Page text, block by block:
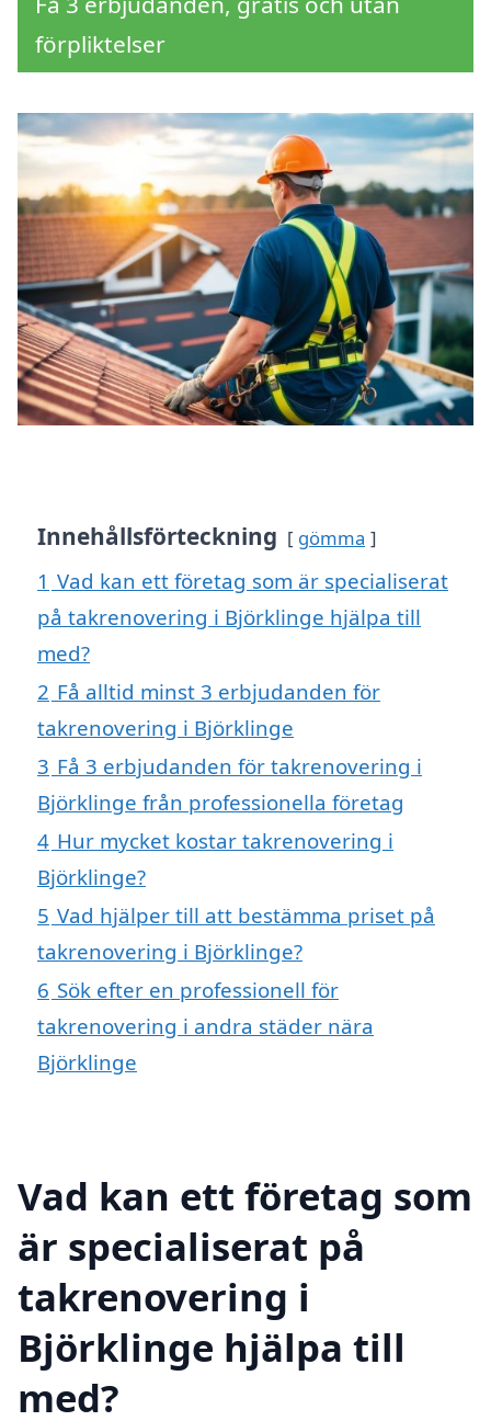
förpliktelser
Innehållsförteckning gömma
1 Vad kan ett företag som är specialiserat
på takrenovering i Björklinge hjälpa till
med?
2 Få alltid minst 3 erbjudanden för
takrenovering i Björklinge
3 Få 3 erbjudanden för takrenovering i
Björklinge från professionella företag
4 Hur mycket kostar takrenovering i
Björklinge?
5 Vad hjälper till att bestämma priset på
takrenovering i Björklinge?
6 Sök efter en professionell för
takrenovering i andra städer nära
Björklinge
Vad kan ett företag som
är specialiserat på
takrenovering i
Björklinge hjälpa till
med?